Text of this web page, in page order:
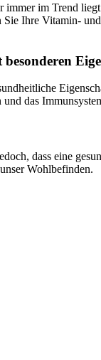
immer im Trend
Ihre Vitamin-
das
dass eine
Wohlbefinden.